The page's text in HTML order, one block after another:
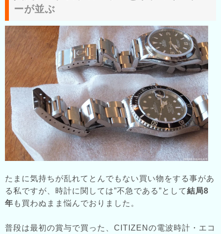
ーが並ぶ
たまに気持ちが乱れてとんでもない買い物をする事があ
る私ですが、時計に関しては”不急である”として結局8
年 も買わぬまま悩んでおりました。
普段は最初の賞与で買った、CITIZENの電波時計・エコ